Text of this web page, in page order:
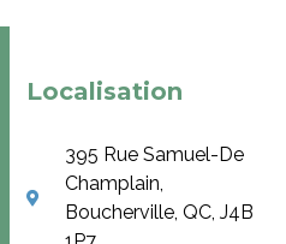
Localisation
395 Rue Samuel-De
Champlain,
Boucherville, QC, J4B